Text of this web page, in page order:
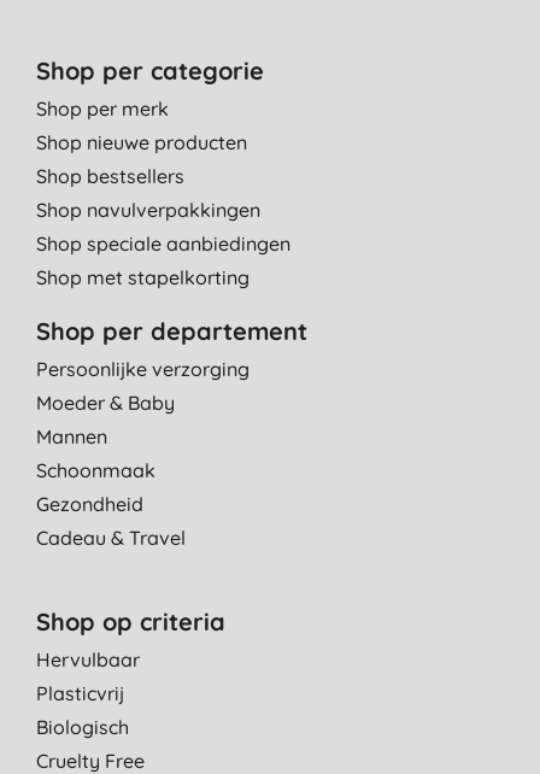
Shop per categorie
Shop per merk
Shop nieuwe producten
Shop bestsellers
Shop navulverpakkingen
Shop speciale aanbiedingen
Shop met stapelkorting
Shop per departement
Persoonlijke verzorging
Moeder & Baby
Mannen
Schoonmaak
Gezondheid
Cadeau & Travel
Shop op criteria
Hervulbaar
Plasticvrij
Biologisch
Cruelty Free